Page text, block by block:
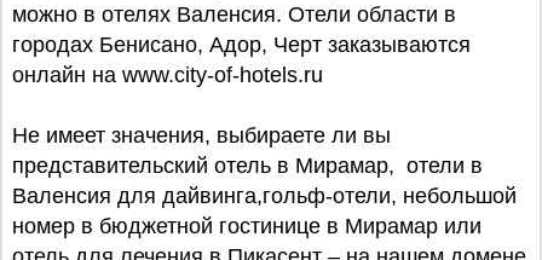
можно в отелях Валенсия. Отели области в
городах Бенисано, Адор, Черт заказываются
онлайн на www.city-of-hotels.ru
Не имеет значения, выбираете ли вы
представительский отель в Мирамар, отели в
Валенсия для дайвинга,гольф-отели, небольшой
номер в бюджетной гостинице в Мирамар или